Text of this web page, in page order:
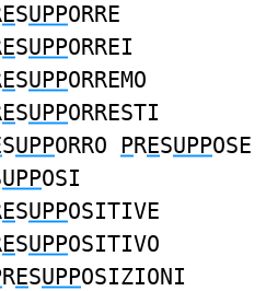
ESUPPORRE
ESUPPORREI
ESUPPORREMO
ESUPPORRESTI
SUPPORRO PRESUPPOSE
UPPOSI
ESUPPOSITIVE
ESUPPOSITIVO
RESUPPOSIZIONI